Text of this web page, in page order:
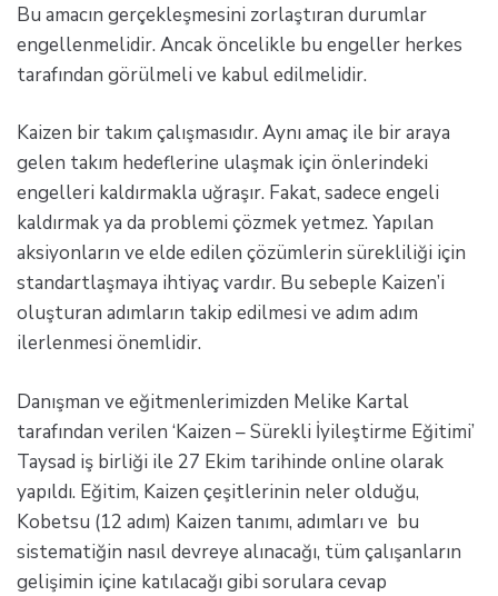
Bu amacın gerçekleşmesini zorlaştıran durumlar
engellenmelidir. Ancak öncelikle bu engeller herkes
tarafından görülmeli ve kabul edilmelidir.
Kaizen bir takım çalışmasıdır. Aynı amaç ile bir araya
gelen takım hedeflerine ulaşmak için önlerindeki
engelleri kaldırmakla uğraşır. Fakat, sadece engeli
kaldırmak ya da problemi çözmek yetmez. Yapılan
aksiyonların ve elde edilen çözümlerin sürekliliği için
standartlaşmaya ihtiyaç vardır. Bu sebeple Kaizen’i
oluşturan adımların takip edilmesi ve adım adım
ilerlenmesi önemlidir.
Danışman ve eğitmenlerimizden Melike Kartal
tarafından verilen ‘Kaizen – Sürekli İyileştirme Eğitimi’
Taysad iş birliği ile 27 Ekim tarihinde online olarak
yapıldı. Eğitim, Kaizen çeşitlerinin neler olduğu,
Kobetsu (12 adım) Kaizen tanımı, adımları ve bu
sistematiğin nasıl devreye alınacağı, tüm çalışanların
gelişimin içine katılacağı gibi sorulara cevap